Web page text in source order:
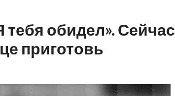
обидел». Сейчас
приготовь